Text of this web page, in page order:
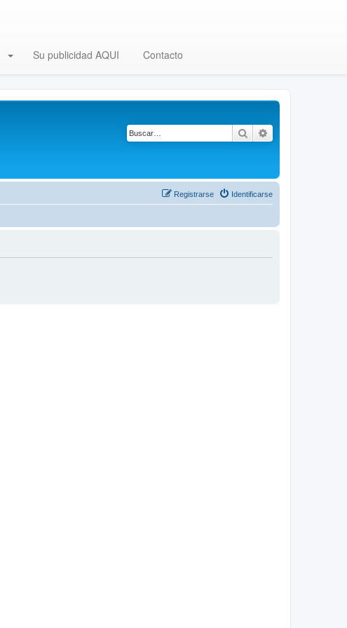
Su publicidad AQUI Contacto
Buscar
Identificarse
Registrarse